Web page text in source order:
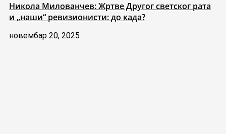
Никола Милованчев: Жртве Другог светског рата
и „наши“ ревизионисти: до када?
новембар 20, 2025